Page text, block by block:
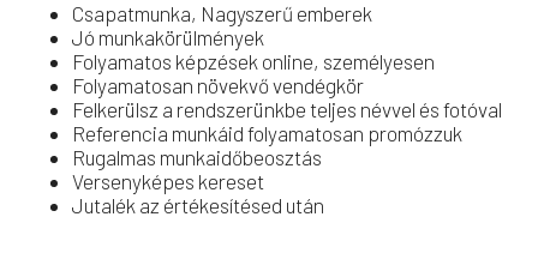
Csapatmunka, Nagyszerű emberek
Jó munkakörülmények
Folyamatos képzések online, személyesen
Folyamatosan növekvő vendégkör
Felkerülsz a rendszerünkbe teljes névvel és fotóval
Referencia munkáid folyamatosan promózzuk
Rugalmas munkaidőbeosztás
Versenyképes kereset
Jutalék az értékesítésed után